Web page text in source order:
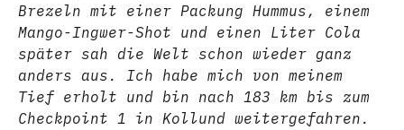
Brezeln mit einer Packung Hummus, einem
Mango-Ingwer-Shot und einen Liter Cola
später sah die Welt schon wieder ganz
anders aus. Ich habe mich von meinem
Tief erholt und bin nach 183 km bis zum
Checkpoint 1 in Kollund weitergefahren.